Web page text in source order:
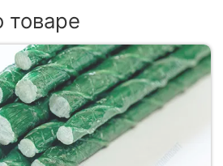
товаре